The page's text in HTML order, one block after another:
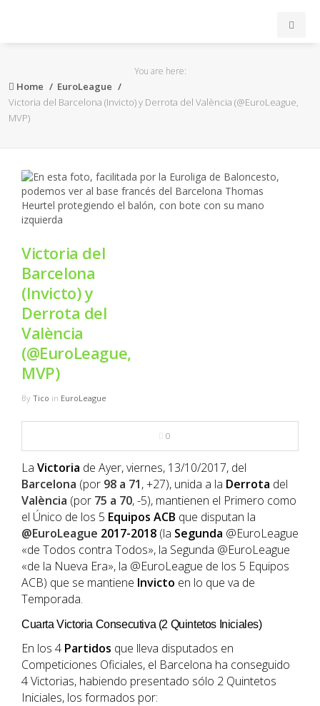
ACB
FEB
FIBA
OTROS
FORMACIÓN
NBA
MULTIMEDIA
RIO 2016
You are here:
Home
EuroLeague
Victoria del Barcelona (Invicto) y Derrota del València (@EuroLeague,
MVP)
Victoria del
Barcelona
(Invicto) y
Derrota del
València
(@EuroLeague,
MVP)
By Tico in EuroLeague
0
La Victoria de Ayer, viernes, 13/10/2017, del
Barcelona (por 98 a 71, +27), unida a la Derrota del
València (por 75 a 70, -5), mantienen el Primero como
el Único de los 5 Equipos ACB que disputan la
@EuroLeague 2017-2018 (la Segunda @EuroLeague
«de Todos contra Todos», la Segunda @EuroLeague
«de la Nueva Era», la @EuroLeague de los 5 Equipos
ACB) que se mantiene Invicto en lo que va de
Temporada.
Cuarta Victoria Consecutiva (2 Quintetos Iniciales)
En los 4 Partidos que lleva disputados en
Competiciones Oficiales, el Barcelona ha conseguido
4 Victorias, habiendo presentado sólo 2 Quintetos
Iniciales, los formados por: